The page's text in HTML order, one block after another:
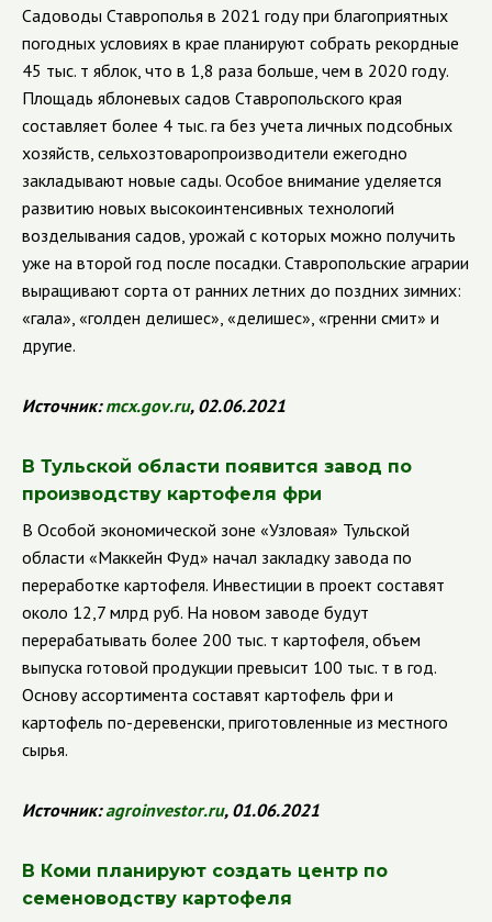
Садоводы Ставрополья в 2021 году при благоприятных
погодных условиях в крае планируют собрать рекордные
45 тыс. т яблок, что в 1,8 раза больше, чем в 2020 году.
Площадь яблоневых садов Ставропольского края
составляет более 4 тыс. га без учета личных подсобных
хозяйств, сельхозтоваропроизводители ежегодно
закладывают новые сады. Особое внимание уделяется
развитию новых высокоинтенсивных технологий
возделывания садов, урожай с которых можно получить
уже на второй год после посадки. Ставропольские аграрии
выращивают сорта от ранних летних до поздних зимних:
«гала», «голден делишес», «делишес», «гренни смит» и
другие.
Источник:mcx.gov.ru, 02.06.2021
В Тульской области появится завод по
производству картофеля фри
В Особой экономической зоне «Узловая» Тульской
области «Маккейн Фуд» начал закладку завода по
переработке картофеля. Инвестиции в проект составят
около 12,7 млрд руб. На новом заводе будут
перерабатывать более 200 тыс. т картофеля, объем
выпуска готовой продукции превысит 100 тыс. т в год.
Основу ассортимента составят картофель фри и
картофель по-деревенски, приготовленные из местного
сырья.
Источник:agroinvestor.ru, 01.06.2021
В Коми планируют создать центр по
семеноводству картофеля